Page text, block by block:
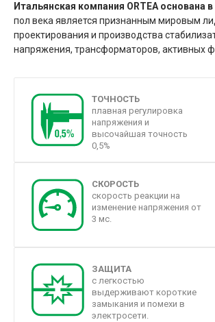
Итальянская компания ORTEA основана
пол века является признанным мировым
проектирования и производства
напряжения, трансформаторов, активных
ТОЧНОСТЬ
плавная регулировка
напряжения и
высочайшая точность
0,5%
СКОРОСТЬ
скорость реакции на
изменение напряжения от
3 мс.
ЗАЩИТА
с легкостью
выдерживают короткие
замыкания и помехи в
электросети.